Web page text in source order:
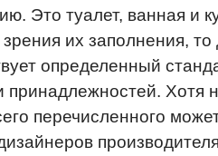
Это туалет, ванная и
их заполнения, то
определенный
принадлежностей. Хотя
перечисленного